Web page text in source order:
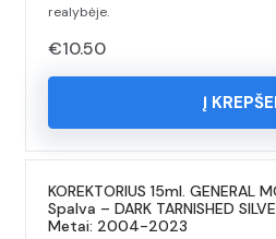
realybėje.
€10.50
Į
KOREKTORIUS 15ml. GENERAL
Spalva – DARK TARNISHED
Metai: 2004-2023